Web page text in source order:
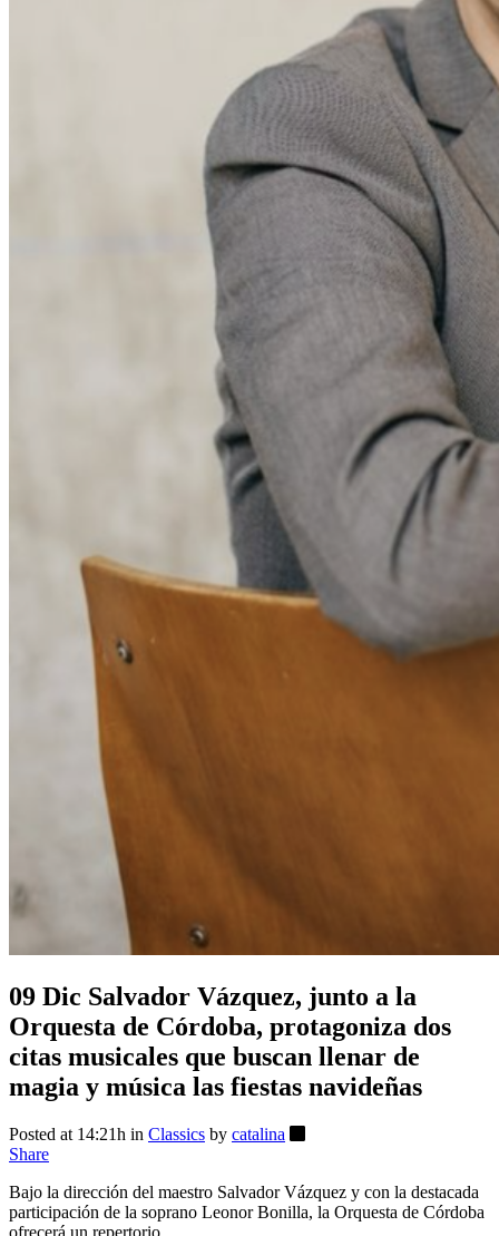
09 Dic Salvador Vázquez, junto a la
Orquesta de Córdoba, protagoniza dos
citas musicales que buscan llenar de
magia y música las fiestas navideñas
Posted at 14:21h in Classics by catalina
Share
Bajo la dirección del maestro Salvador Vázquez y con la destacada
participación de la soprano Leonor Bonilla, la Orquesta de Córdoba
ofrecerá un repertorio